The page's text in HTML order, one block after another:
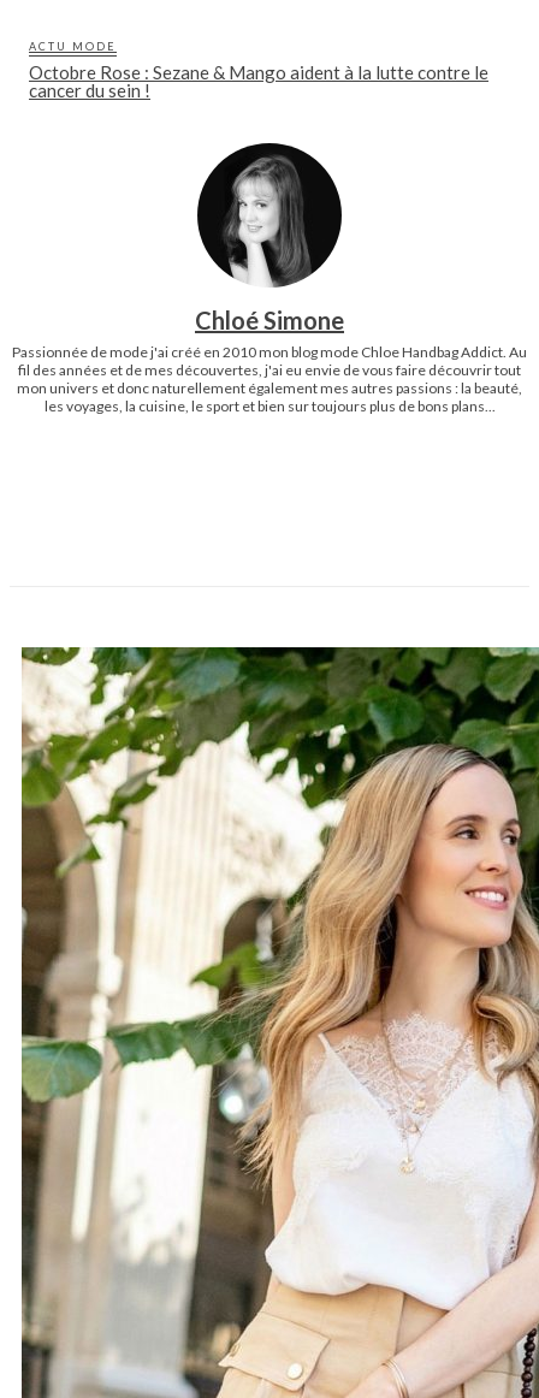
ACTU MODE
Octobre Rose : Sezane & Mango aident à la lutte contre le
cancer du sein !
Chloé Simone
Passionnée de mode j'ai créé en 2010 mon blog mode Chloe Handbag Addict. Au
fil des années et de mes découvertes, j'ai eu envie de vous faire découvrir tout
mon univers et donc naturellement également mes autres passions : la beauté,
les voyages, la cuisine, le sport et bien sur toujours plus de bons plans...